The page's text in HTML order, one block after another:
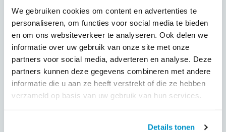
We gebruiken cookies om content en advertenties te
personaliseren, om functies voor social media te bieden
en om ons websiteverkeer te analyseren. Ook delen we
informatie over uw gebruik van onze site met onze
partners voor social media, adverteren en analyse. Deze
partners kunnen deze gegevens combineren met andere
informatie die u aan ze heeft verstrekt of die ze hebben
verzameld op basis van uw gebruik van hun services.
Details tonen
• Toeslagen: reservering van 1% per 1 juli 2027.
• Reiskostenvergoeding: invoering van een vergoeding voor
woon-werkverkeer per 01/01/2026.
• Pensioenregeling: per 1 januari 2027 komt er een nieuwe
pensioenregeling op basis van het brutoloon in de
loonaangifteketen (LAK). Werkgevers worden
gecompenseerd voor de hogere kosten. Voor werknemers
van Huisartsenspoedposten, ook wel HAP-bedrijven
genoemd is een garantieregeling afgesproken.
• Twee extra vakantiedagen. Eén per 1 januari 2026 en één